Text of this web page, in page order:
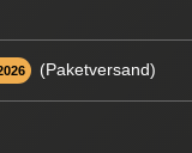
(Paketversand)